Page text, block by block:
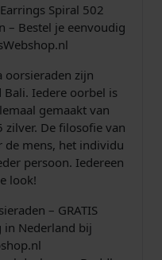
Spiral 502
– Bestel je eenvoudig
oorsieraden zijn
Iedere oorbel is
gemaakt van
De filosofie van
de mens, het individu
persoon. Iedereen
look!
– GRATIS
in Nederland bij